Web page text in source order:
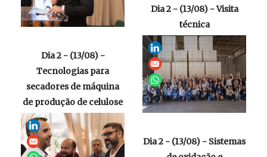
Dia 2 - (13/08) - Visita
técnica
Dia 2 - (13/08) -
Tecnologias para
secadores de máquina
de produção de celulose
Dia 2 - (13/08) - Sistemas